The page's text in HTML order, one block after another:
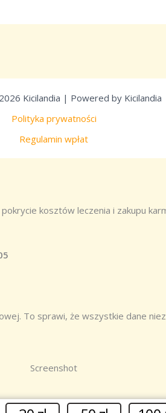
Kicilandia | Powered by Kicilandia
Polityka prywatności
Regulamin wpłat
kosztów leczenia i zakupu
To sprawi, że wszystkie dane
Screenshot